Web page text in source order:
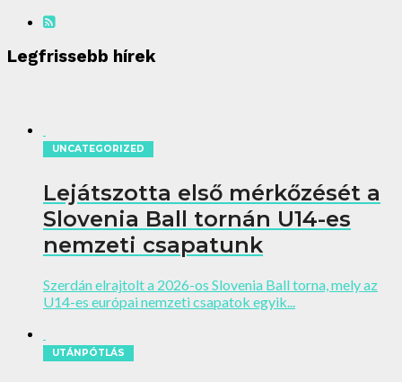
Legfrissebb hírek
UNCATEGORIZED
Lejátszotta első mérkőzését a
Slovenia Ball tornán U14-es
nemzeti csapatunk
Szerdán elrajtolt a 2026-os Slovenia Ball torna, mely az
U14-es európai nemzeti csapatok egyik...
UTÁNPÓTLÁS